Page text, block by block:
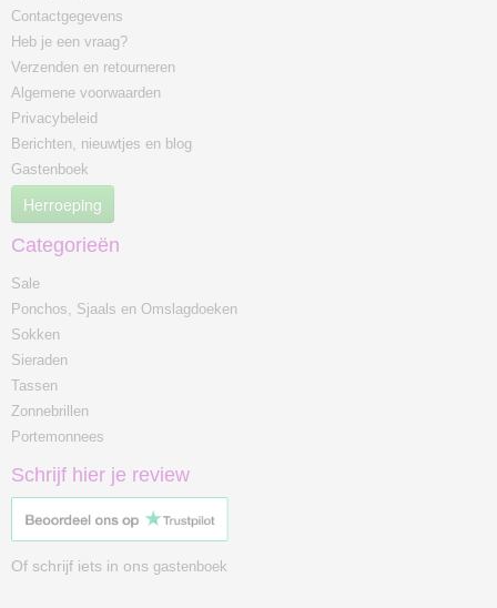
Contactgegevens
Heb je een vraag?
Verzenden en retourneren
Algemene voorwaarden
Privacybeleid
Berichten, nieuwtjes en blog
Gastenboek
Herroeping
Categorieën
Sale
Ponchos, Sjaals en Omslagdoeken
Sokken
Sieraden
Tassen
Zonnebrillen
Portemonnees
Schrijf hier je review
Of schrijf iets in ons gastenboek